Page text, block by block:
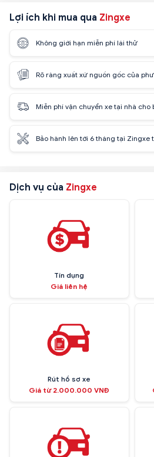
Lợi ích khi mua qua Zingxe
Không giới hạn miễn phí lái thử
Rõ ràng xuất xứ nguồn gốc của
Miễn phí vận chuyển xe tại nhà cho
Bảo hành lên tới 6 tháng tại Zingxe
Dịch vụ của Zingxe
Tín dụng
Giá liên hệ
Rút hồ sơ xe
Giá từ 2.000.000 VNĐ